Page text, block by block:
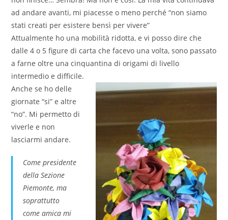
ad andare avanti, mi piacesse o meno perché “non siamo
stati creati per esistere bensì per vivere”
Attualmente ho una mobilità ridotta, e vi posso dire che
dalle 4 o 5 figure di carta che facevo una volta, sono passato
a farne oltre una cinquantina di origami di livello
intermedio e difficile.
Anche se ho delle
giornate “si” e altre
“no”. Mi permetto di
viverle e non
lasciarmi andare.
Come presidente
della Sezione
Piemonte, ma
soprattutto
come amica mi